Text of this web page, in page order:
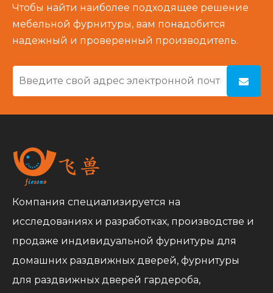
Чтобы найти наиболее подходящее решение
мебельной фурнитуры, вам понадобится
надежный и проверенный производитель.
Компания специализируется на
исследованиях и разработках, производстве и
продаже индивидуальной фурнитуры для
домашних раздвижных дверей, фурнитуры
для раздвижных дверей гардероба,